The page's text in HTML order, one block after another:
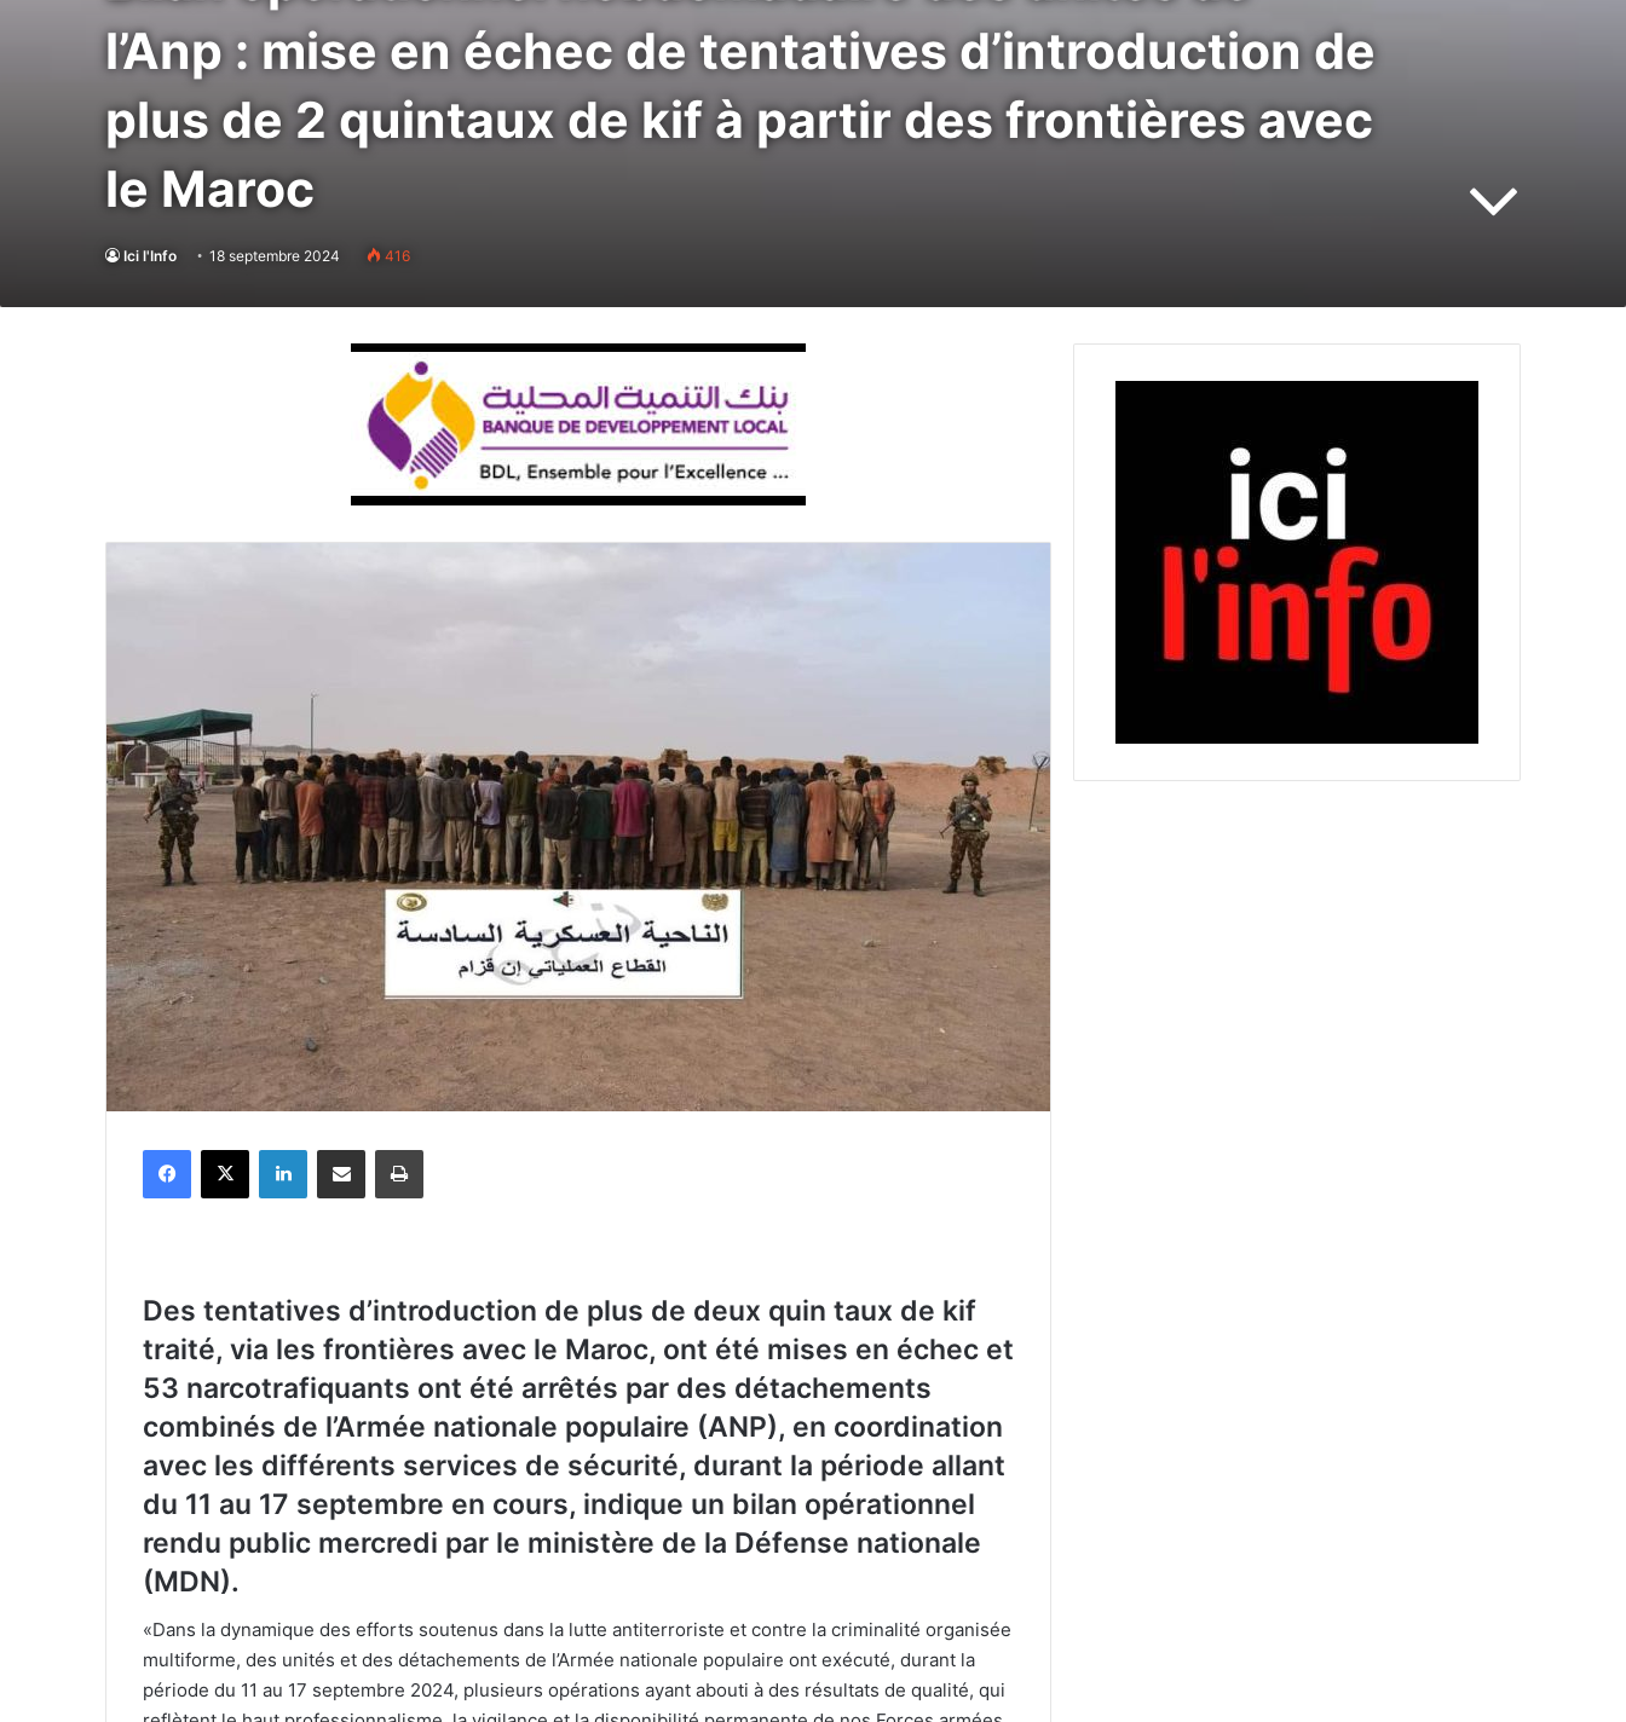
l’Anp : mise en échec de tentatives d’introduction de
plus de 2 quintaux de kif à partir des frontières avec
le Maroc
Ici l'Info 18 septembre 2024 416
Des tentatives d’introduction de plus de deux quin taux de kif
traité, via les frontières avec le Maroc, ont été mises en échec et
53 narcotrafiquants ont été arrêtés par des détachements
combinés de l’Armée nationale populaire (ANP), en coordination
avec les différents services de sécurité, durant la période allant
du 11 au 17 septembre en cours, indique un bilan opérationnel
rendu public mercredi par le ministère de la Défense nationale
(MDN).
«Dans la dynamique des efforts soutenus dans la lutte antiterroriste et contre la criminalité organisée
multiforme, des unités et des détachements de l’Armée nationale populaire ont exécuté, durant la
période du 11 au 17 septembre 2024, plusieurs opérations ayant abouti à des résultats de qualité, qui